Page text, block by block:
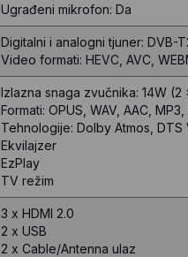
Ugrađeni mikrofon: Da
Digitalni i analogni tjuner: DVB-
Video formati: HEVC, AVC,
Izlazna snaga zvučnika: 14W (2
Formati: OPUS, WAV, AAC,
Tehnologije: Dolby Atmos, DTS
Ekvilajzer
EzPlay
TV režim
3 x HDMI 2.0
2 x USB
2 x Cable/Antenna ulaz